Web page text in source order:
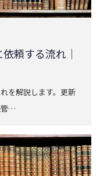
頼する流れ｜
を解説します。更新
管…